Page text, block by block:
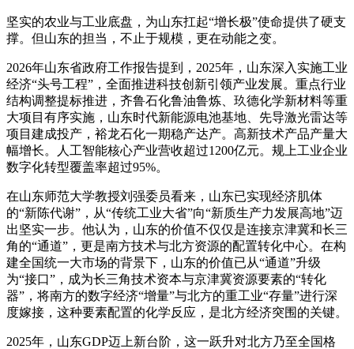
坚实的农业与工业底盘，为山东扛起“增长极”使命提供了硬支
撑。但山东的担当，不止于规模，更在动能之变。
2026年山东省政府工作报告提到，2025年，山东深入实施工业
经济“头号工程”，全面推进科技创新引领产业发展。重点行业
结构调整提标推进，齐鲁石化鲁油鲁炼、玖德化学新材料等重
大项目有序实施，山东时代新能源电池基地、先导激光雷达等
项目建成投产，裕龙石化一期稳产达产。高新技术产品产量大
幅增长。人工智能核心产业营收超过1200亿元。规上工业企业
数字化转型覆盖率超过95%。
在山东师范大学教授刘强委员看来，山东已实现经济肌体
的“新陈代谢”，从“传统工业大省”向“新质生产力发展高地”迈
出坚实一步。他认为，山东的价值不仅仅是连接京津冀和长三
角的“通道”，更是南方技术与北方资源的配置转化中心。在构
建全国统一大市场的背景下，山东的价值已从“通道”升级
为“接口”，成为长三角技术资本与京津冀资源要素的“转化
器”，将南方的数字经济“增量”与北方的重工业“存量”进行深
度嫁接，这种要素配置的化学反应，是北方经济突围的关键。
2025年，山东GDP迈上新台阶，这一跃升对北方乃至全国格